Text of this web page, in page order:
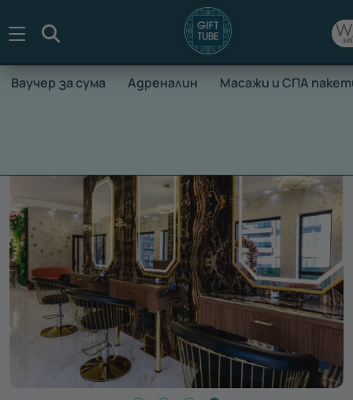
Ваучер за сума Адреналин Масажи и СПА